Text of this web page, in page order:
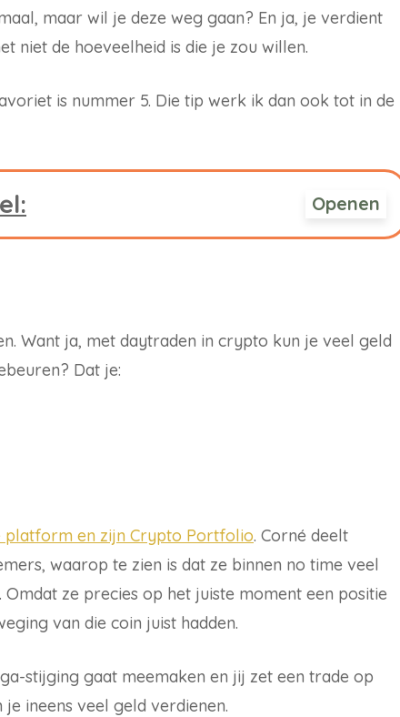
maar wil je deze weg gaan? En ja, je verdient
niet de hoeveelheid is die je zou willen.
is nummer 5. Die tip werk ik dan ook tot in de
Openen
Want ja, met daytraden in crypto kun je veel geld
Dat je:
platform en zijn Crypto Portfolio. Corné deelt
waarop te zien is dat ze binnen no time veel
ze precies op het juiste moment een positie
van die coin juist hadden.
stijging gaat meemaken en jij zet een trade op
ineens veel geld verdienen.